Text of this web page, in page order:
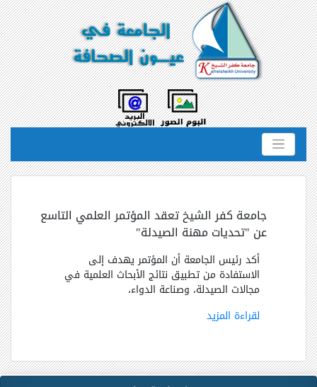
جامعة كفر الشيخ تعقد المؤتمر العلمي التاسع
عن "تحديات مهنة الصيدلة"
أكد رئيس الجامعة أن المؤتمر يهدف إلى
الاستفادة من تطبيق نتائج الأبحاث العلمية في
مجالات الصيدلة، وصناعة الدواء،
لقراءة المزيد